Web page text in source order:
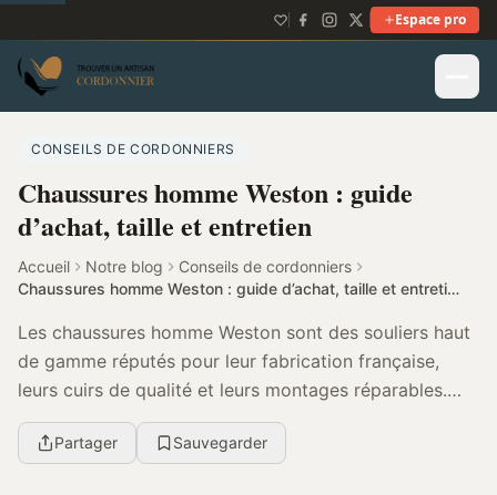
Espace pro
CONSEILS DE CORDONNIERS
Chaussures homme Weston : guide
d’achat, taille et entretien
Accueil Notre blog
Conseils de cordonniers
Chaussures homme Weston : guide d’achat, taille et entretien
Les chaussures homme Weston sont des souliers haut
de gamme réputés pour leur fabrication française,
leurs cuirs de qualité et leurs montages réparables.
Leur vrai intérêt se mesure à l’ajustement sur...
Partager Sauvegarder